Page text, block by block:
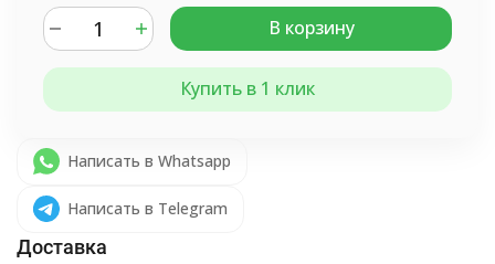
В корзину
Купить в 1 клик
Написать в Whatsapp
Написать в Telegram